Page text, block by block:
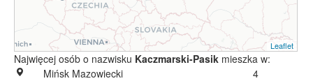
Leaflet
Najwięcej osób o nazwisku Kaczmarski-Pasik mieszka w:
Mińsk Mazowiecki
4